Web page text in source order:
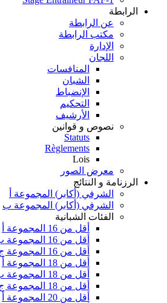
الرابطة
عن الرابطة
مكتب الرابطة
الإدارة
اللجان
المنافسات
الشبان
الإنضباط
التحكيم
الأرشيف
نصوص و قوانين
Statuts
Règlements
Lois
معرض الصور
الرزنامة و النتائج
الشرفي (أكابر) المجموعة أ
الشرفي (أكابر) المجموعة ب
الفئات الشبانية
أقل من 16 المجموعة أ
أقل من 16 المجموعة ب
أقل من 16 المجموعة ج
أقل من 18 المجموعة أ
أقل من 18 المجموعة ب
أقل من 18 المجموعة ج
أقل من 20 المجموعة أ